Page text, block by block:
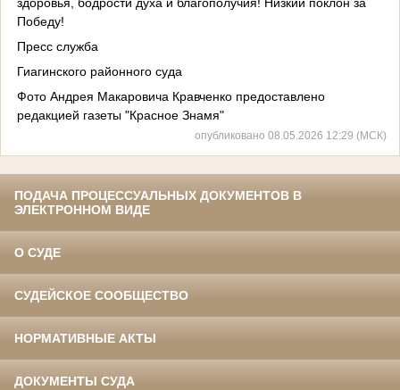
Победу!
Пресс служба
Гиагинского районного суда
Фото Андрея Макаровича Кравченко предоставлено
редакцией газеты "Красное Знамя"
опубликовано 08.05.2026 12:29 (МСК)
ПОДАЧА ПРОЦЕССУАЛЬНЫХ ДОКУМЕНТОВ В
ЭЛЕКТРОННОМ ВИДЕ
О СУДЕ
СУДЕЙСКОЕ СООБЩЕСТВО
НОРМАТИВНЫЕ АКТЫ
ДОКУМЕНТЫ СУДА